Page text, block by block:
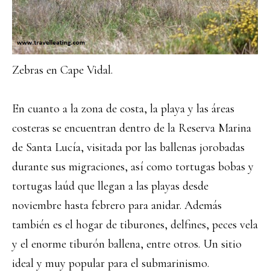
Zebras en Cape Vidal.
En cuanto a la zona de costa, la playa y las áreas
costeras se encuentran dentro de la Reserva Marina
de Santa Lucía, visitada por las ballenas jorobadas
durante sus migraciones, así como tortugas bobas y
tortugas laúd que llegan a las playas desde
noviembre hasta febrero para anidar. Además
también es el hogar de tiburones, delfines, peces vela
y el enorme tiburón ballena, entre otros. Un sitio
ideal y muy popular para el submarinismo.